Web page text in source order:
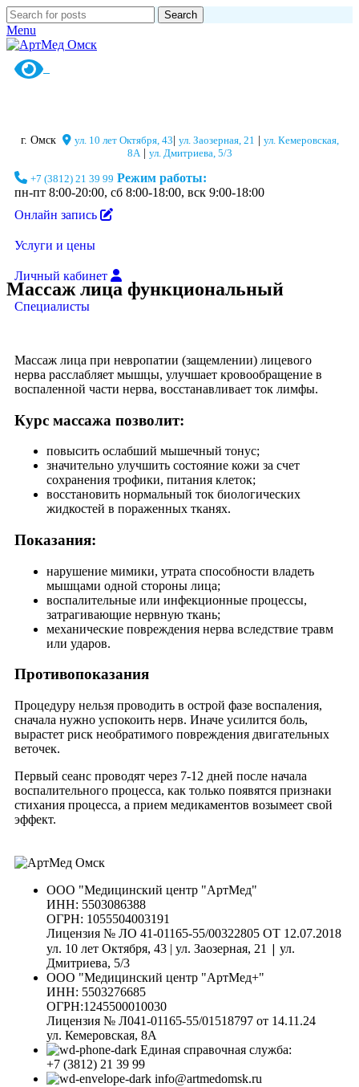
Search
Menu
г. Омск ул. 10 лет Октября, 43 ул. Заозерная, 21
ул. Кемеровская,
8А| ул. Дмитриева, 5/3
+7 (3812) 21 39 99 Режим работы:
пн-пт 8:00-20:00, сб 8:00-18:00, вск 9:00-18:00
Онлайн запись
Услуги и цены
Личный кабинет
Специалисты
Массаж лица функциональный
Массаж лица при невропатии (защемлении) лицевого
нерва расслабляет мышцы, улучшает кровообращение в
воспаленной части нерва, восстанавливает ток лимфы.
Курс массажа позволит:
повысить ослабший мышечный тонус;
значительно улучшить состояние кожи за счет
сохранения трофики, питания клеток;
восстановить нормальный ток биологических
жидкостей в пораженных тканях.
Показания:
нарушение мимики, утрата способности владеть
мышцами одной стороны лица;
воспалительные или инфекционные процессы,
затрагивающие нервную ткань;
механические повреждения нерва вследствие травм
или ударов.
Противопоказания
Процедуру нельзя проводить в острой фазе воспаления,
сначала нужно успокоить нерв. Иначе усилится боль,
вырастет риск необратимого повреждения двигательных
веточек.
Первый сеанс проводят через 7-12 дней после начала
воспалительного процесса, как только появятся признаки
стихания процесса, а прием медикаментов возымеет свой
эффект.
ООО "Медицинский центр "АртМед"
ИНН: 5503086388
ОГРН: 1055504003191
Лицензия № ЛО 41-01165-55/00322805 ОТ 12.07.2018
ул. 10 лет Октября, 43 | ул. Заозерная, 21 | ул.
Дмитриева, 5/3
ООО "Медицинский центр "АртМед+"
ИНН: 5503276685
ОГРН:1245500010030
Лицензия № Л041-01165-55/01518797 от 14.11.24
ул. Кемеровская, 8А
Единая справочная служба:
+7 (3812) 21 39 99
info@artmedomsk.ru